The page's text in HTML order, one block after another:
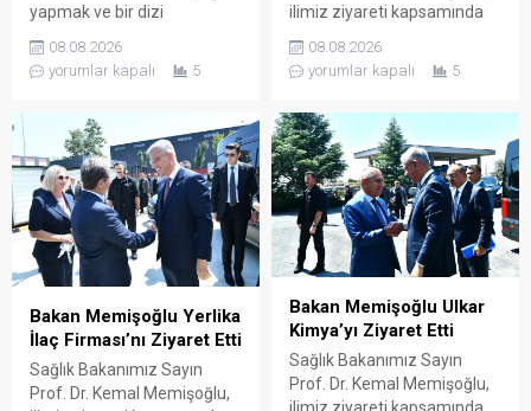
yapmak ve bir dizi
ziyaretlerde bulunmak
üzere ilimize gelen Sağlık
Bakanımız Sayın Prof. Dr.
ziyareti kapsamında sağlık
sektörü için üretim yapan
firmaları ziyaret etti. Bu
doğrultuda ilaç ve ilaç
hammaddesi üreterek çok
sayıda ülkeye ihraç eden
DEVA Holding’in Çerkezköy
08.08.2026
yorumlar kapalı
5
ilimiz ziyareti kapsamında
ilaç ve etken maddesi
üreterek çok sayıda ülkeye
ihraç eden Koçak Farma
içerisinde faaliyette bulunan
fabrikasını ziyaret etti.
Koçak Farma Yönetim
Kurulu Başkanı Ender Koçak
ve Koçak Farma yetkilileri
tarafından karşılanan Bakan
Memişoğlu ardından
fabrikaya geçerek şirketin...
08.08.2026
yorumlar kapalı
5
Bakan Memişoğlu Yerlika
İlaç Firması’nı Ziyaret Etti
Sağlık Bakanımız Sayın
Prof. Dr. Kemal Memişoğlu,
Bakan Memişoğlu Ulkar
Kimya’yı Ziyaret Etti
Sağlık Bakanımız Sayın
Prof. Dr. Kemal Memişoğlu,